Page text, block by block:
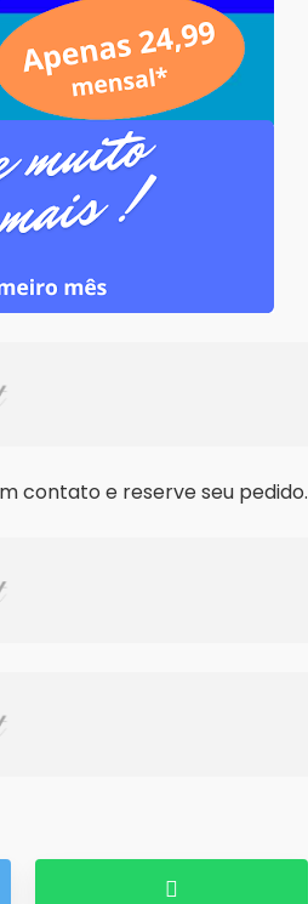
contato e reserve seu pedido.